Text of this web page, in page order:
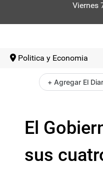
Viernes
Politica y Economia
+ Agregar El
El
sus